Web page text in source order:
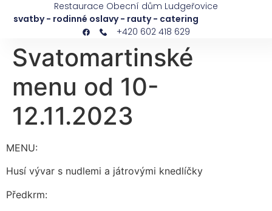
Restaurace Obecní dům Ludgeřovice
svatby - rodinné oslavy - rauty - catering
+420 602 418 629
Svatomartinské
menu od 10-
12.11.2023
MENU:
Husí vývar s nudlemi a játrovými knedlíčky
Předkrm: